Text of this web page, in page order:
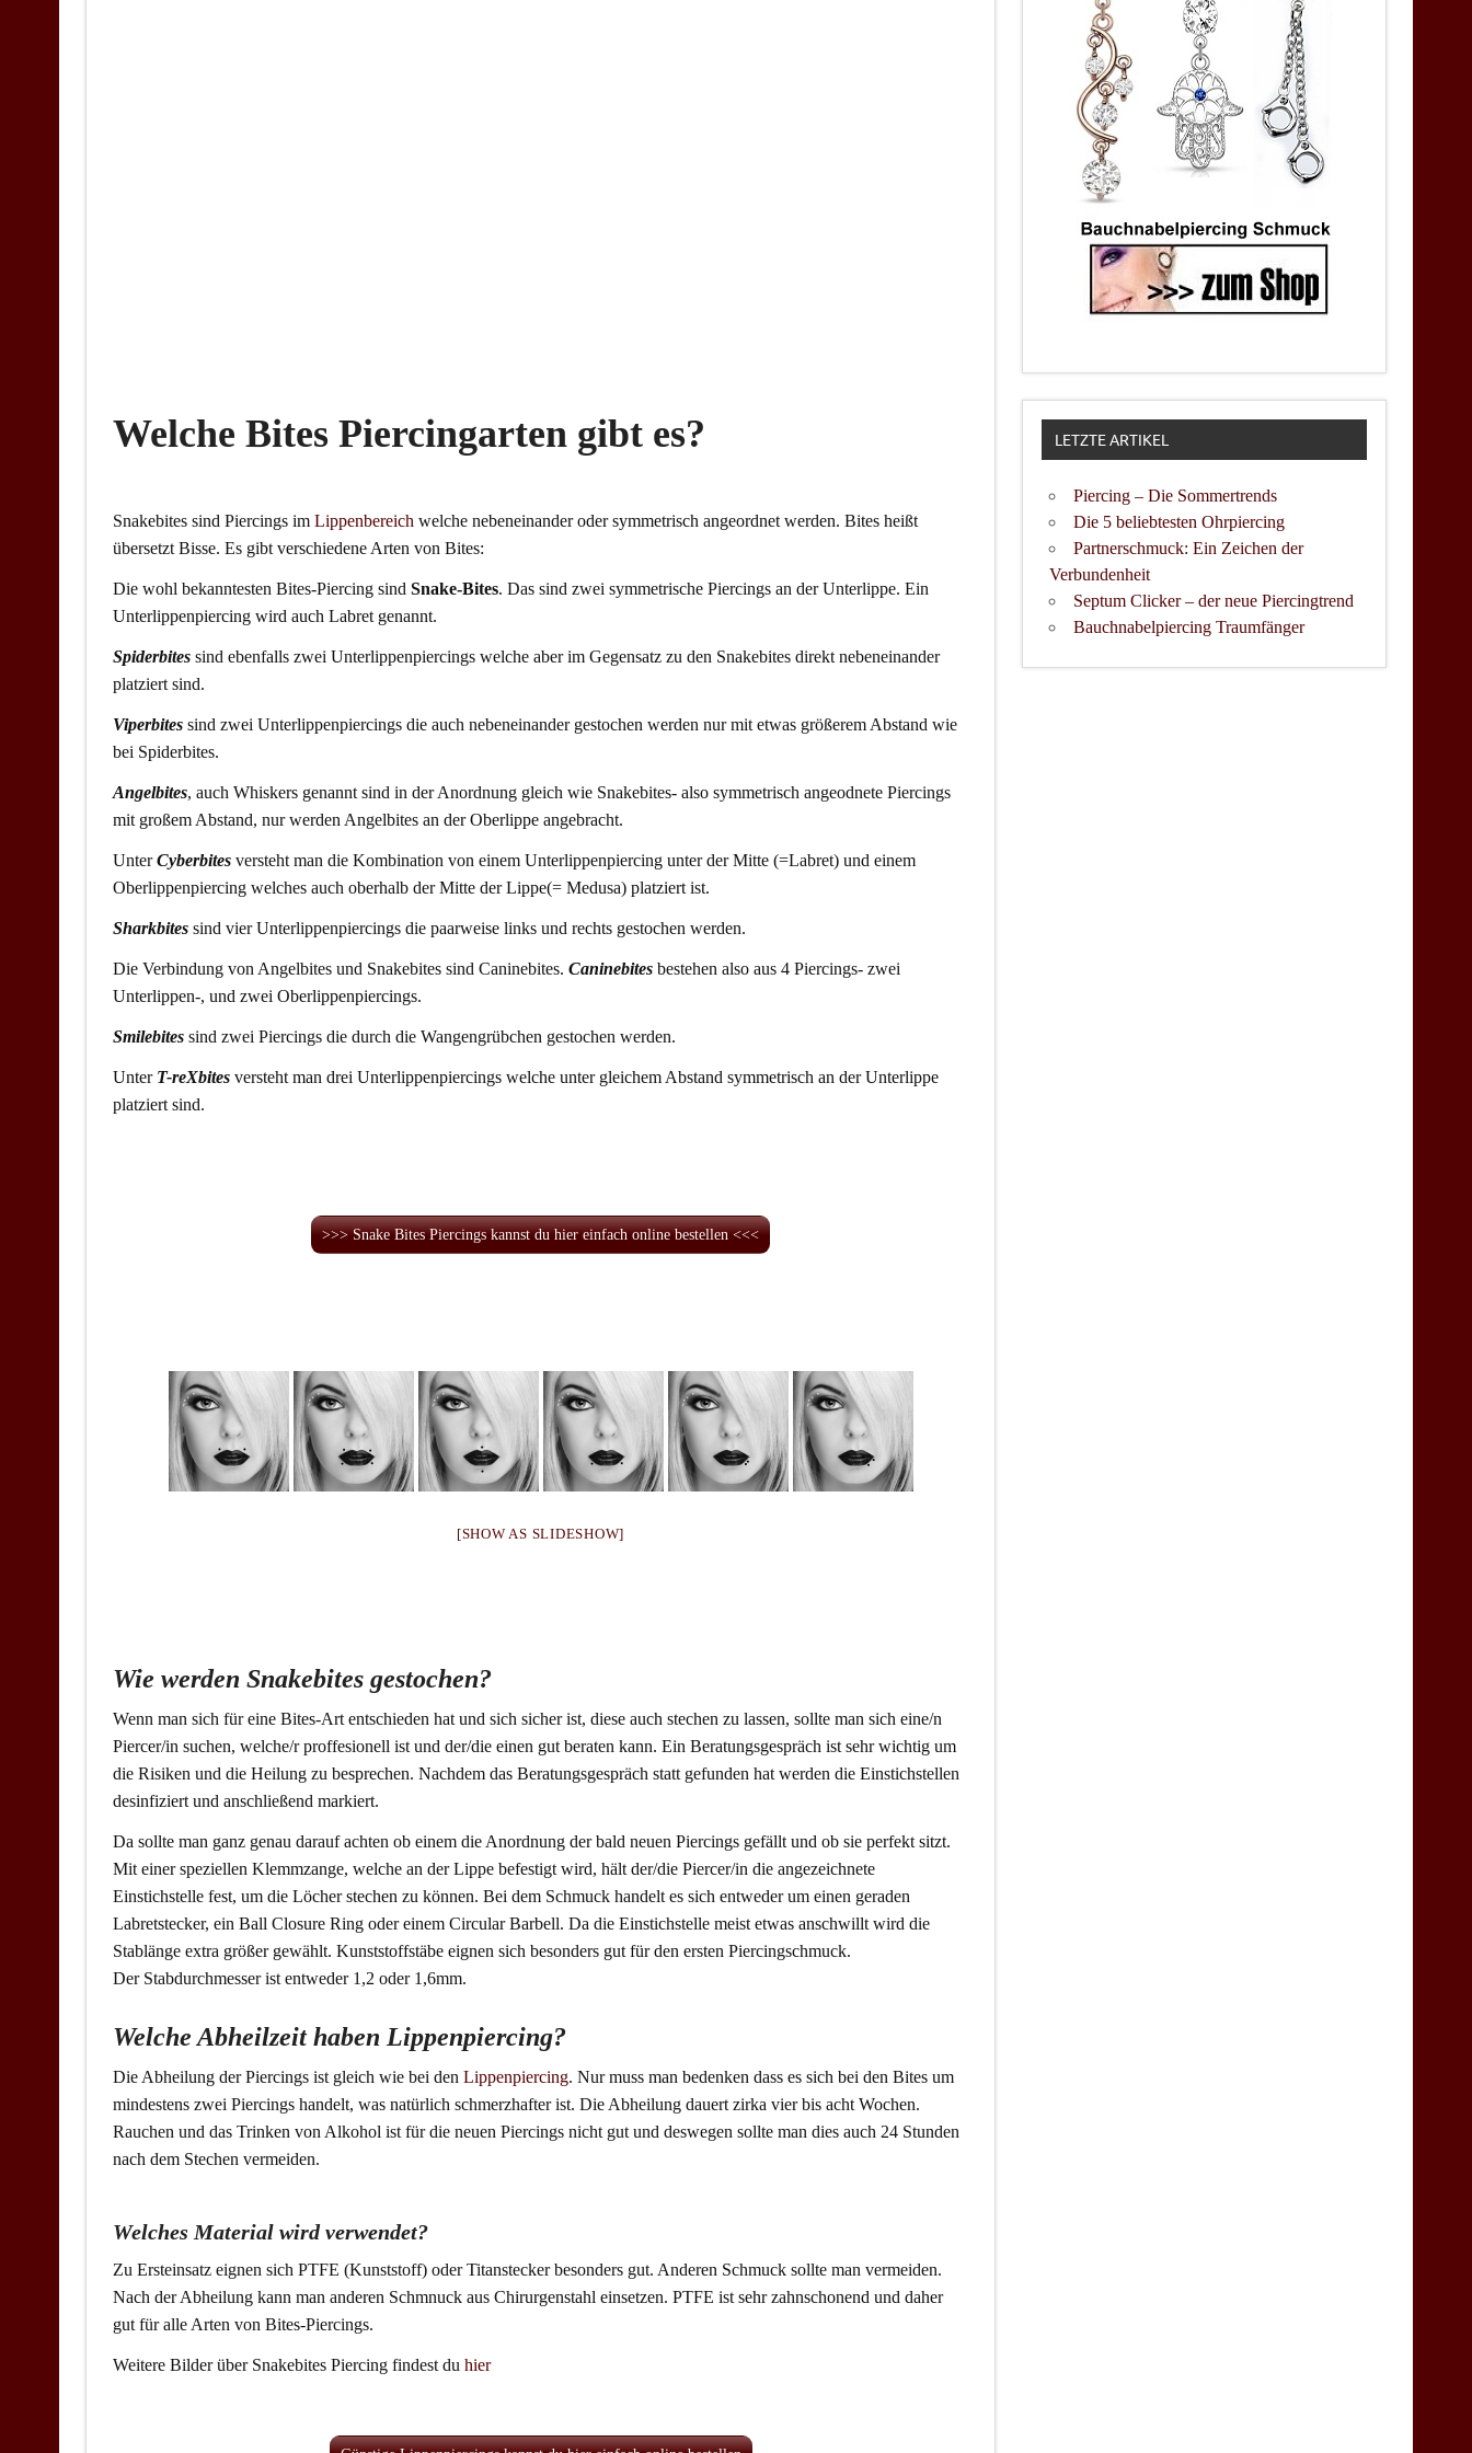
Welche Bites Piercingarten gibt es?
Snakebites sind Piercings imLippenbereich welche nebeneinander oder symmetrisch angeordnet werden. Bites heißt
übersetzt Bisse. Es gibt verschiedene Arten von Bites:
Die wohl bekanntesten Bites-Piercing sind Snake-Bites. Das sind zwei symmetrische Piercings an der Unterlippe. Ein
Unterlippenpiercing wird auch Labret genannt.
Spiderbitessind ebenfalls zwei Unterlippenpiercings welche aber im Gegensatz zu den Snakebites direkt nebeneinander
platziert sind.
Viperbitessind zwei Unterlippenpiercings die auch nebeneinander gestochen werden nur mit etwas größerem Abstand wie
bei Spiderbites.
Angelbites, auch Whiskers genannt sind in der Anordnung gleich wie Snakebites- also symmetrisch angeodnete Piercings
mit großem Abstand, nur werden Angelbites an der Oberlippe angebracht.
UnterCyberbitesversteht man die Kombination von einem Unterlippenpiercing unter der Mitte (=Labret) und einem
Oberlippenpiercing welches auch oberhalb der Mitte der Lippe(= Medusa) platziert ist.
Sharkbitessind vier Unterlippenpiercings die paarweise links und rechts gestochen werden.
Die Verbindung von Angelbites und Snakebites sind Caninebites. Caninebitesbestehen also aus 4 Piercings- zwei
Unterlippen-, und zwei Oberlippenpiercings.
Smilebitessind zwei Piercings die durch die Wangengrübchen gestochen werden.
Unter T-reXbitesversteht man drei Unterlippenpiercings welche unter gleichem Abstand symmetrisch an der Unterlippe
platziert sind.
>>> Snake Bites Piercings kannst du hier einfach online bestellen <<<
[SHOW AS SLIDESHOW]
Wie werden Snakebites gestochen?
Wenn man sich für eine Bites-Art entschieden hat und sich sicher ist, diese auch stechen zu lassen, sollte man sich eine/n
Piercer/in suchen, welche/r proffesionell ist und der/die einen gut beraten kann. Ein Beratungsgespräch ist sehr wichtig um
die Risiken und die Heilung zu besprechen. Nachdem das Beratungsgespräch statt gefunden hat werden die Einstichstellen
desinfiziert und anschließend markiert.
Da sollte man ganz genau darauf achten ob einem die Anordnung der bald neuen Piercings gefällt und ob sie perfekt sitzt.
Mit einer speziellen Klemmzange, welche an der Lippe befestigt wird, hält der/die Piercer/in die angezeichnete
Einstichstelle fest, um die Löcher stechen zu können. Bei dem Schmuck handelt es sich entweder um einen geraden
Labretstecker, ein Ball Closure Ring oder einem Circular Barbell. Da die Einstichstelle meist etwas anschwillt wird die
Stablänge extra größer gewählt. Kunststoffstäbe eignen sich besonders gut für den ersten Piercingschmuck.
Der Stabdurchmesser ist entweder 1,2 oder 1,6mm.
Welche Abheilzeit haben Lippenpiercing?
Die Abheilung der Piercings ist gleich wie bei den Lippenpiercing. Nur muss man bedenken dass es sich bei den Bites um
mindestens zwei Piercings handelt, was natürlich schmerzhafter ist. Die Abheilung dauert zirka vier bis acht Wochen.
Rauchen und das Trinken von Alkohol ist für die neuen Piercings nicht gut und deswegen sollte man dies auch 24 Stunden
nach dem Stechen vermeiden.
Welches Material wird verwendet?
Zu Ersteinsatz eignen sich PTFE (Kunststoff) oder Titanstecker besonders gut. Anderen Schmuck sollte man vermeiden.
Nach der Abheilung kann man anderen Schmnuck aus Chirurgenstahl einsetzen. PTFE ist sehr zahnschonend und daher
gut für alle Arten von Bites-Piercings.
Weitere Bilder über Snakebites Piercing findest du hier
LETZTE ARTIKEL
Piercing – Die Sommertrends
Die 5 beliebtesten Ohrpiercing
Partnerschmuck: Ein Zeichen der
Verbundenheit
Septum Clicker – der neue Piercingtrend
Bauchnabelpiercing Traumfänger